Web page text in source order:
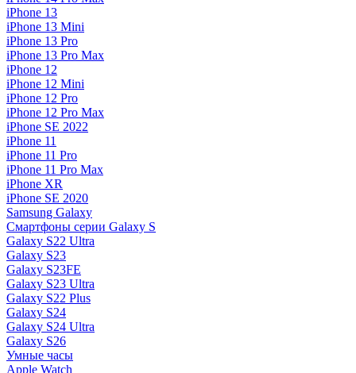
iPhone 13
iPhone 13 Mini
iPhone 13 Pro
iPhone 13 Pro Max
iPhone 12
iPhone 12 Mini
iPhone 12 Pro
iPhone 12 Pro Max
iPhone SE 2022
iPhone 11
iPhone 11 Pro
iPhone 11 Pro Max
iPhone XR
iPhone SE 2020
Samsung Galaxy
Смартфоны серии Galaxy S
Galaxy S22 Ultra
Galaxy S23
Galaxy S23FE
Galaxy S23 Ultra
Galaxy S22 Plus
Galaxy S24
Galaxy S24 Ultra
Galaxy S26
Умные часы
Apple Watch